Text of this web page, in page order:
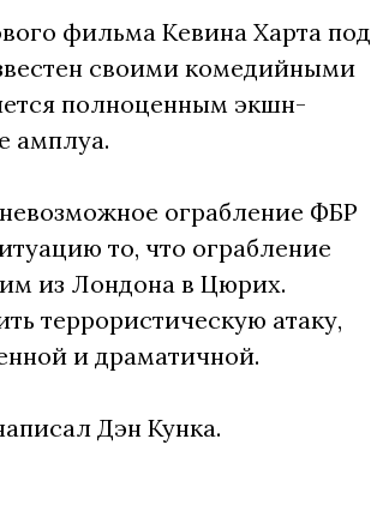
фильма Кевина Харта под
своими комедийными
полноценным экшн-
амплуа.
ограбление ФБР
то, что ограбление
из Лондона в Цюрих.
террористическую атаку,
и драматичной.
Дэн Кунка.